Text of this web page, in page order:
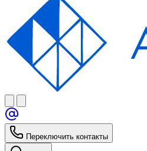
Переключить контакты